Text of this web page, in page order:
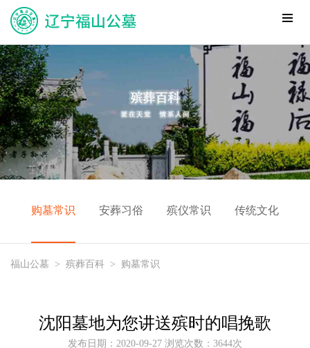
购墓常识 安葬习俗 殡仪常识 传统文化
福山公墓 > 殡葬百科 > 购墓常识
沈阳墓地为您讲送殡时的唱挽歌
发布日期：2020-09-27 浏览次数：3644次